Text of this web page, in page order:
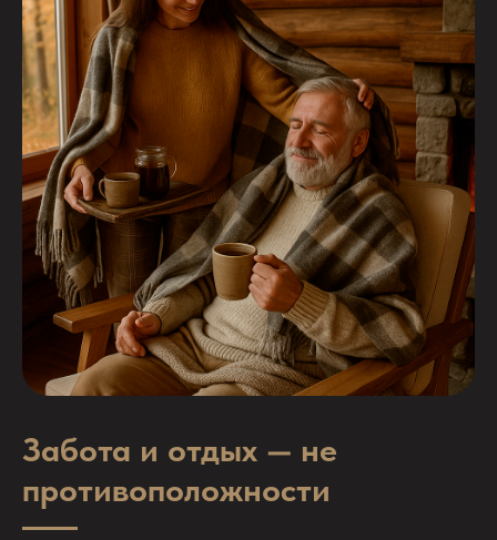
Забота и отдых — не
противоположности